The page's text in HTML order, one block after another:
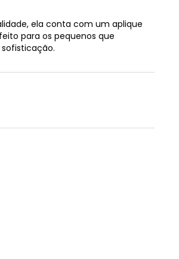
ela conta com um aplique
para os pequenos que